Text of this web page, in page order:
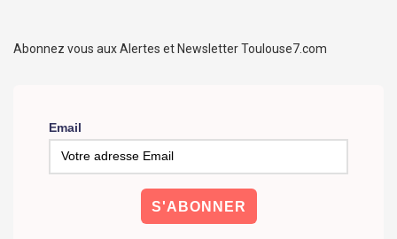
Abonnez vous aux Alertes et Newsletter Toulouse7.com
Email